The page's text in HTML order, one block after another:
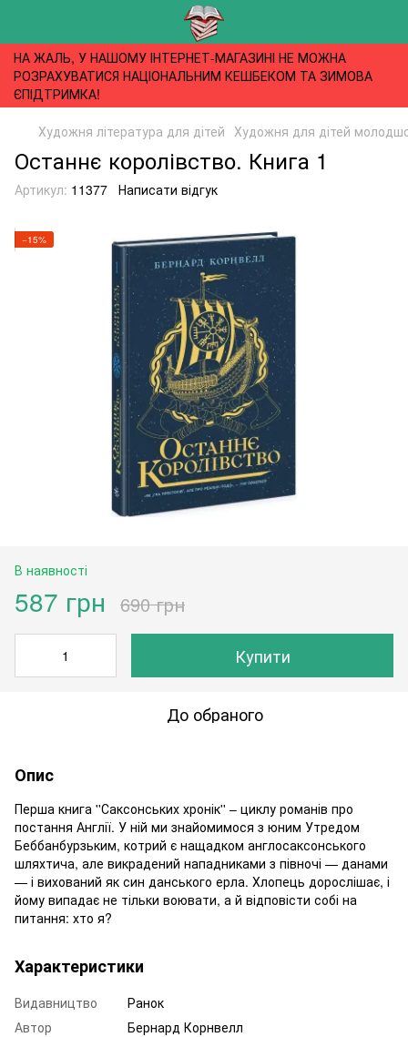
НА ЖАЛЬ, У НАШОМУ ІНТЕРНЕТ-МАГАЗИНІ НЕ МОЖНА
РОЗРАХУВАТИСЯ НАЦІОНАЛЬНИМ КЕШБЕКОМ ТА ЗИМОВА
ЄПІДТРИМКА!
Художня література для дітей Художня для дітей
Останнє королівство. Книга 1
Артикул: 11377 Написати відгук
−15%
В наявності
587 грн 690 грн
Купити
До обраного
Опис
Перша книга ''Саксонських хронік'' – циклу романів про
постання Англії. У ній ми знайомимося з юним Утредом
Беббанбурзьким, котрий є нащадком англосаксонського
шляхтича, але викрадений нападниками з півночі — данами
— і вихований як син данського ерла. Хлопець дорослішає, і
йому випадає не тільки воювати, а й відповісти собі на
питання: хто я?
Характеристики
Видавництво
Ранок
Автор
Бернард Корнвелл